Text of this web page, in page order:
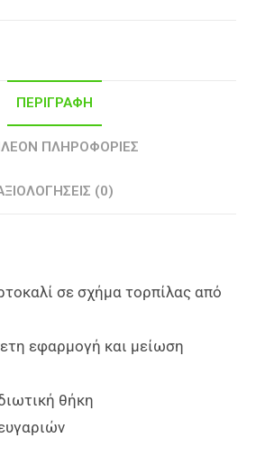
ΠΕΡΙΓΡΑΦΉ
ΠΛΗΡΟΦΟΡΊΕΣ
(0)
σε σχήμα τορπίλας από
εφαρμογή και μείωση
θήκη